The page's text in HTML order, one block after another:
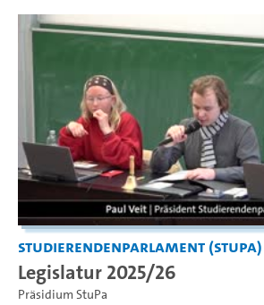
Studierendenparlament (StuPa)
Legislatur 2025/26
Präsidium StuPa